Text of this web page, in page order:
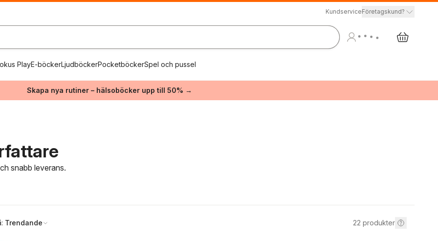
KundserviceFöretagskund?
PlayE-böckerLjudböckerPocketböckerSpel och pussel
Skapa nya rutiner – hälsoböcker upp till 50% →
snabb leverans.
Trendande 22 produkter